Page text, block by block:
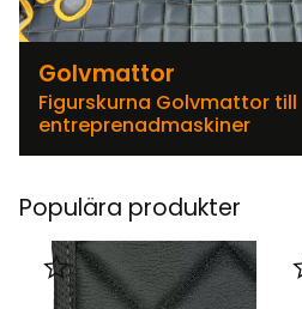
Golvmattor
Figurskurna Golvmattor till
entreprenadmaskiner
Populära produkter
Lägg till i favoriter